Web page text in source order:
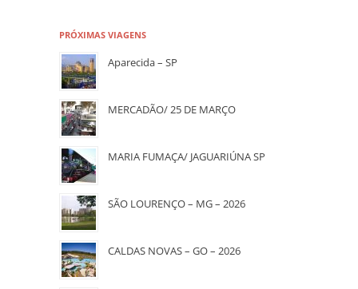
PRÓXIMAS VIAGENS
Aparecida – SP
MERCADÃO/ 25 DE MARÇO
MARIA FUMAÇA/ JAGUARIÚNA SP
SÃO LOURENÇO – MG – 2026
CALDAS NOVAS – GO – 2026